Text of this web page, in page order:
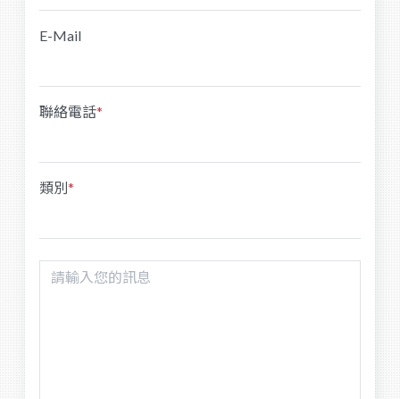
E-Mail
聯絡電話*
類別*
您